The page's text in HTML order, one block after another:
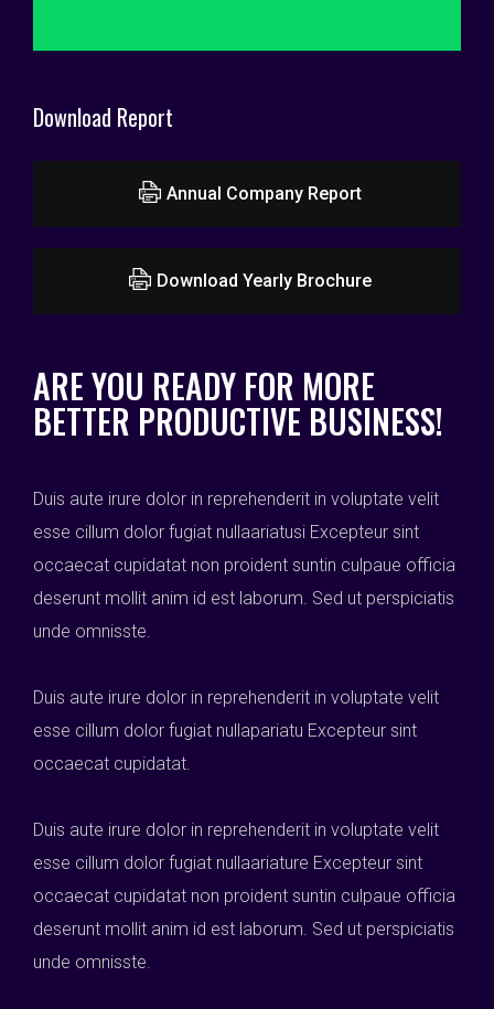
Download Report
Annual Company Report
Download Yearly Brochure
ARE YOU READY FOR MORE
BETTER PRODUCTIVE BUSINESS!
Duis aute irure dolor in reprehenderit in voluptate velit
esse cillum dolor fugiat nullaariatusi Excepteur sint
occaecat cupidatat non proident suntin culpaue officia
deserunt mollit anim id est laborum. Sed ut perspiciatis
unde omnisste.
Duis aute irure dolor in reprehenderit in voluptate velit
esse cillum dolor fugiat nullapariatu Excepteur sint
occaecat cupidatat.
Duis aute irure dolor in reprehenderit in voluptate velit
esse cillum dolor fugiat nullaariature Excepteur sint
occaecat cupidatat non proident suntin culpaue officia
deserunt mollit anim id est laborum. Sed ut perspiciatis
unde omnisste.